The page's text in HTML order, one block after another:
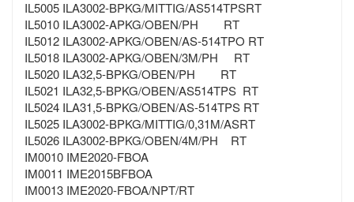
IL5005 ILA3002-BPKG/MITTIG/AS514TPSRT
IL5010 ILA3002-APKG/OBEN/PH RT
IL5012 ILA3002-APKG/OBEN/AS-514TPO RT
IL5018 ILA3002-APKG/OBEN/3M/PH RT
IL5020 ILA32,5-BPKG/OBEN/PH RT
IL5021 ILA32,5-BPKG/OBEN/AS514TPS RT
IL5024 ILA31,5-BPKG/OBEN/AS-514TPS RT
IL5025 ILA3002-BPKG/MITTIG/0,31M/ASRT
IL5026 ILA3002-BPKG/OBEN/4M/PH RT
IM0010 IME2020-FBOA
IM0011 IME2015BFBOA
IM0013 IME2020-FBOA/NPT/RT